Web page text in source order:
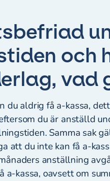
och
vad
du aldrig få a-kassa,
du är anställd
Samma sak
att du inte kan få a-
anställning
a-kassa, oavsett om